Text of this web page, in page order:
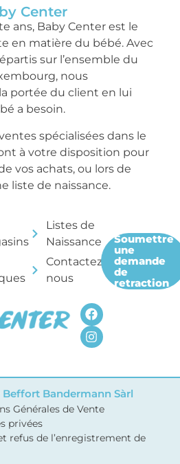
Center
ans, Baby Center est le
en matière du bébé. Avec
sur l’ensemble du
nous
portée du client en lui
a besoin.
spécialisées dans le
à votre disposition pour
vos achats, ou lors de
liste de naissance.
Listes de
Naissance
Contactez-
nous
Soumettre
une
demande
de
retraction
Beffort Bandermann Sàrl
Générales de Vente
privées
refus de l’enregistrement de